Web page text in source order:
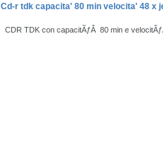
Cd-r tdk capacita' 80 min velocita' 48 x
CDR TDK con capacitÃƒÂ 80 min e